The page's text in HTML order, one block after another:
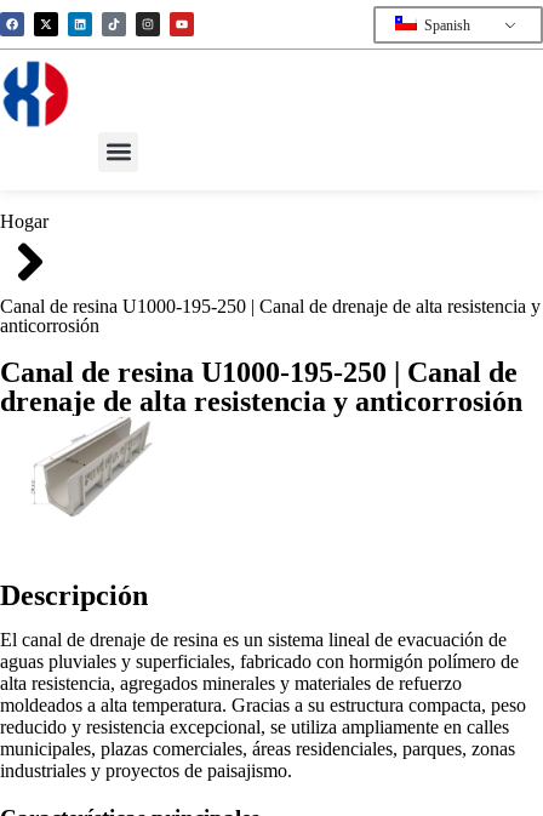
Spanish
Hogar
Canal de resina U1000-195-250 | Canal de drenaje de alta resistencia y
anticorrosión
Canal de resina U1000-195-250 | Canal de
drenaje de alta resistencia y anticorrosión
Descripción
El canal de drenaje de resina es un sistema lineal de evacuación de
aguas pluviales y superficiales, fabricado con hormigón polímero de
alta resistencia, agregados minerales y materiales de refuerzo
moldeados a alta temperatura. Gracias a su estructura compacta, peso
reducido y resistencia excepcional, se utiliza ampliamente en calles
municipales, plazas comerciales, áreas residenciales, parques, zonas
industriales y proyectos de paisajismo.